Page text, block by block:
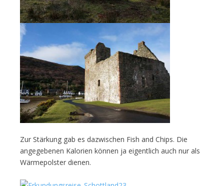
Zur Stärkung gab es dazwischen Fish and Chips. Die
angegebenen Kalorien können ja eigentlich auch nur als
Wärmepolster dienen.